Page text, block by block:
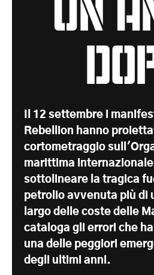
Il 12 settembre i
Rebellion hanno
cortometraggio
marittima
sottolineare la tragica
petrolio avvenuta più di
largo delle coste delle
cataloga gli errori che
una delle peggiori
degli ultimi anni.